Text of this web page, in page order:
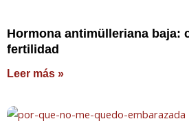
Hormona antimülleriana baja:
fertilidad
Leer más »